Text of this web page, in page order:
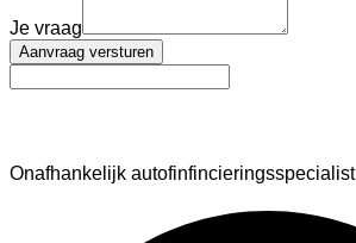
Je vraag
Aanvraag versturen
Onafhankelijk autofinfincieringsspecialist